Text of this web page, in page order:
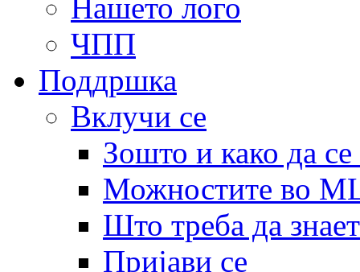
Нашето лого
ЧПП
Поддршка
Вклучи се
Зошто и како да
Можностите во
Што треба да
Пријави се